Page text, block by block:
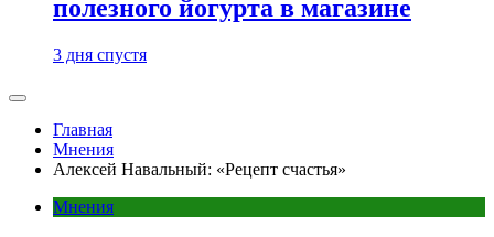
полезного йогурта в магазине
3 дня спустя
Главная
Мнения
Алексей Навальный: «Рецепт счастья»
Мнения